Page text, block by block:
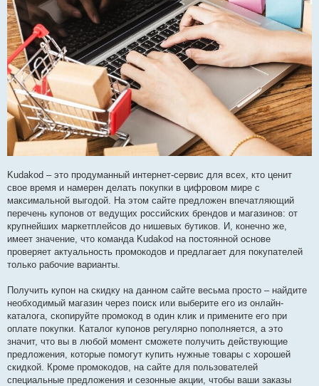
Kudakod – это продуманный интернет-сервис для всех, кто ценит
свое время и намерен делать покупки в цифровом мире с
максимальной выгодой. На этом сайте предложен впечатляющий
перечень купонов от ведущих российских брендов и магазинов: от
крупнейших маркетплейсов до нишевых бутиков. И, конечно же,
имеет значение, что команда Kudakod на постоянной основе
проверяет актуальность промокодов и предлагает для покупателей
только рабочие варианты.
Получить купон на скидку на данном сайте весьма просто – найдите
необходимый магазин через поиск или выберите его из онлайн-
каталога, скопируйте промокод в один клик и примените его при
оплате покупки. Каталог купонов регулярно пополняется, а это
значит, что вы в любой момент сможете получить действующие
предложения, которые помогут купить нужные товары с хорошей
скидкой. Кроме промокодов, на сайте для пользователей
специальные предложения и сезонные акции, чтобы ваши заказы